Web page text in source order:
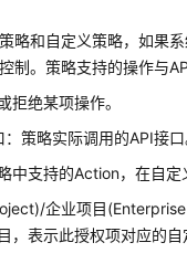
略和自定义策略，如果
制。策略支持的操作与
拒绝某项操作。
策略实际调用的API接口
中支持的Action，在自定
企业项目
，表示此授权项对应的